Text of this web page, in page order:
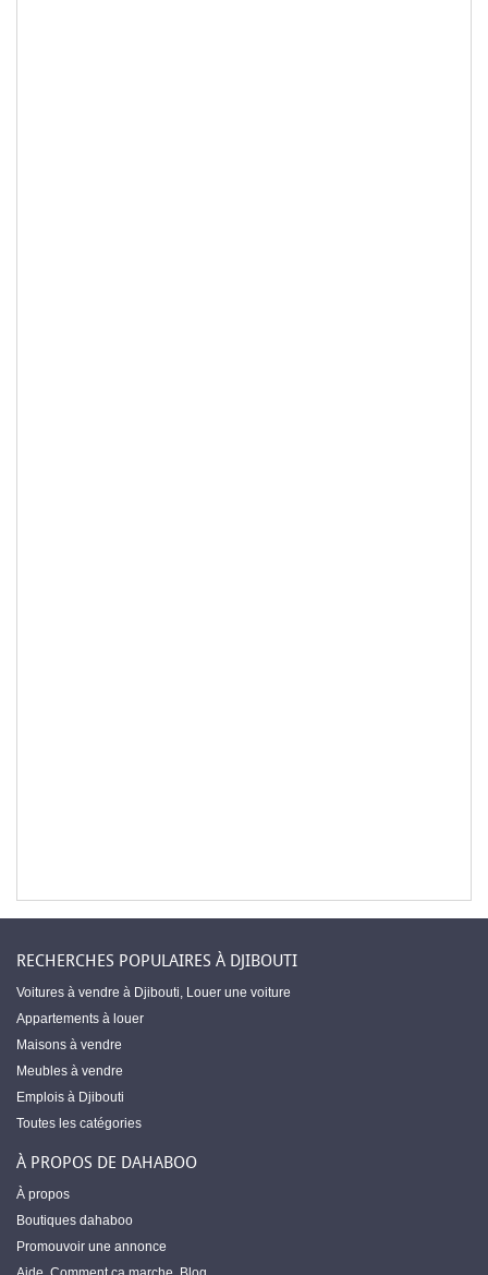
RECHERCHES POPULAIRES À DJIBOUTI
Voitures à vendre à Djibouti, Louer une voiture
Appartements à louer
Maisons à vendre
Meubles à vendre
Emplois à Djibouti
Toutes les catégories
À PROPOS DE DAHABOO
À propos
Boutiques dahaboo
Promouvoir une annonce